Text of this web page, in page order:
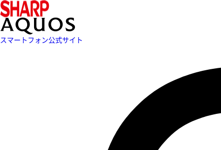
スマートフォン公式サイト